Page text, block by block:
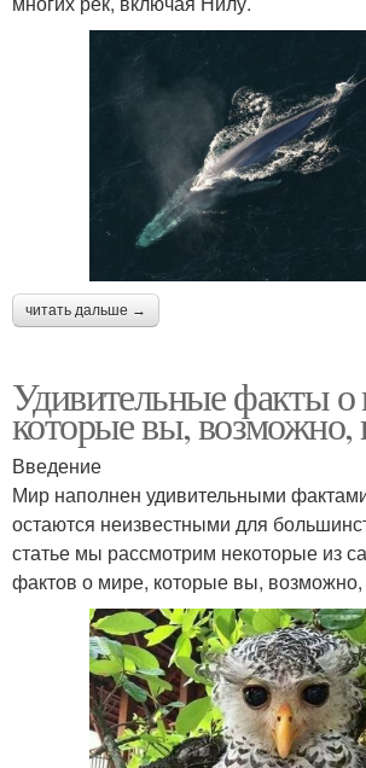
читать дальше →
Удивительные факты о
которые вы, возможно,
Введение
Мир наполнен удивительными
остаются неизвестными для
статье мы рассмотрим некоторые из
фактов о мире, которые вы, возможно,